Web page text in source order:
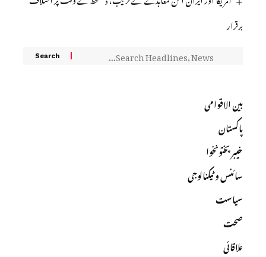
برقرار
بین الاقوامی
پاکستان
خیبرپختونخوا
سائنس و ٹیکنالوجی
سیاست
صحت
علاقائی